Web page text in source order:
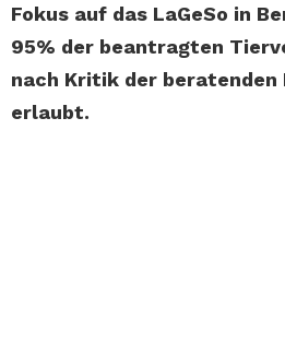
Fokus auf das LaGeSo in
95% der beantragten
nach Kritik der beratenden
erlaubt.